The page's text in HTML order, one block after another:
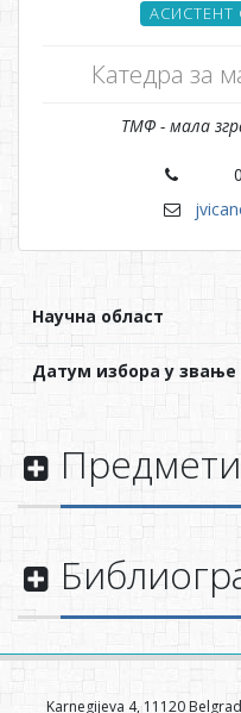
Катедра за
ТМФ - мала
Научна област
Датум избора у звање
Предмети
Karnegijeva 4, 11120